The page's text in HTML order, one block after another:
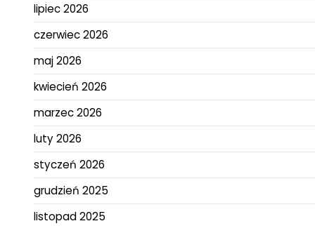
lipiec 2026
czerwiec 2026
maj 2026
kwiecień 2026
marzec 2026
luty 2026
styczeń 2026
grudzień 2025
listopad 2025